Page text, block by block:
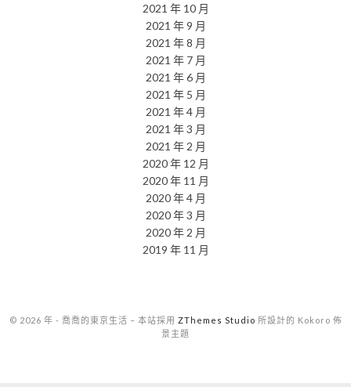
2021 年 10 月
2021 年 9 月
2021 年 8 月
2021 年 7 月
2021 年 6 月
2021 年 5 月
2021 年 4 月
2021 年 3 月
2021 年 2 月
2020 年 12 月
2020 年 11 月
2020 年 4 月
2020 年 3 月
2020 年 2 月
2019 年 11 月
© 2026 年 - 喬喬的東京生活 – 本站採用 ZThemes Studio 所設計的 Kokoro 佈
景主題